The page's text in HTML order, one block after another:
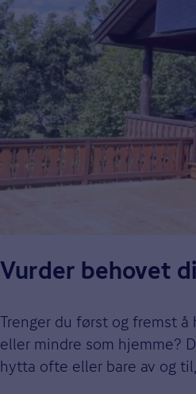
Vurder behovet
Trenger du først og fremst
eller mindre som hjemme?
hytta ofte eller bare av og